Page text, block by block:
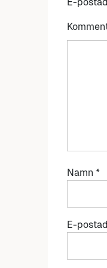
E-
Namn *
E-